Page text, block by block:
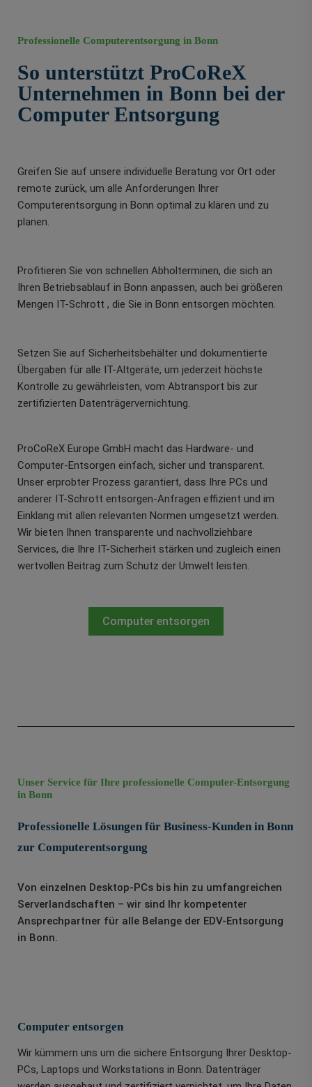
Professionelle Computerentsorgung in Bonn
So unterstützt ProCoReX
Unternehmen in Bonn bei der
Computer Entsorgung
Greifen Sie auf unsere individuelle Beratung vor Ort oder
remote zurück, um alle Anforderungen Ihrer
Computerentsorgung in Bonn optimal zu klären und zu
planen.
Profitieren Sie von schnellen Abholterminen, die sich an
Ihren Betriebsablauf in Bonn anpassen, auch bei größeren
Mengen IT-Schrott , die Sie in Bonn entsorgen möchten.
Setzen Sie auf Sicherheitsbehälter und dokumentierte
Übergaben für alle IT-Altgeräte, um jederzeit höchste
Kontrolle zu gewährleisten, vom Abtransport bis zur
zertifizierten Datenträgervernichtung.
ProCoReX Europe GmbH macht das Hardware- und
Computer-Entsorgen einfach, sicher und transparent.
Unser erprobter Prozess garantiert, dass Ihre PCs und
anderer IT-Schrott entsorgen-Anfragen effizient und im
Einklang mit allen relevanten Normen umgesetzt werden.
Wir bieten Ihnen transparente und nachvollziehbare
Services, die Ihre IT-Sicherheit stärken und zugleich einen
wertvollen Beitrag zum Schutz der Umwelt leisten.
Computer entsorgen
Unser Service für Ihre professionelle Computer-Entsorgung
in Bonn
Professionelle Lösungen für Business-Kunden in Bonn
zur Computerentsorgung
Von einzelnen Desktop-PCs bis hin zu umfangreichen
Serverlandschaften – wir sind Ihr kompetenter
Ansprechpartner für alle Belange der EDV-Entsorgung
in Bonn.
Computer entsorgen
Wir kümmern uns um die sichere Entsorgung Ihrer Desktop-
PCs, Laptops und Workstations in Bonn. Datenträger